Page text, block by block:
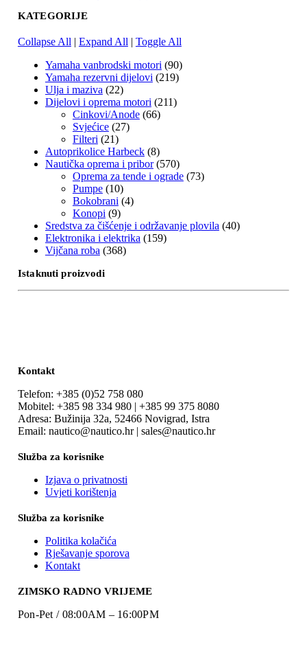
KATEGORIJE
Collapse All | Expand All | Toggle All
Yamaha vanbrodski motori (90)
Yamaha rezervni dijelovi (219)
Ulja i maziva (22)
Dijelovi i oprema motori (211)
Cinkovi/Anode (66)
Svjećice (27)
Filteri (21)
Autoprikolice Harbeck (8)
Nautička oprema i pribor (570)
Oprema za tende i ograde (73)
Pumpe (10)
Bokobrani (4)
Konopi (9)
Sredstva za čišćenje i održavanje plovila (40)
Elektronika i elektrika (159)
Vijčana roba (368)
Istaknuti proizvodi
Kontakt
Telefon: +385 (0)52 758 080
Mobitel: +385 98 334 980 | +385 99 375 8080
Adresa: Bužinija 32a, 52466 Novigrad, Istra
Email: nautico@nautico.hr | sales@nautico.hr
Služba za korisnike
Izjava o privatnosti
Uvjeti korištenja
Služba za korisnike
Politika kolačića
Rješavanje sporova
Kontakt
ZIMSKO RADNO VRIJEME
Pon-Pet / 08:00AM – 16:00PM